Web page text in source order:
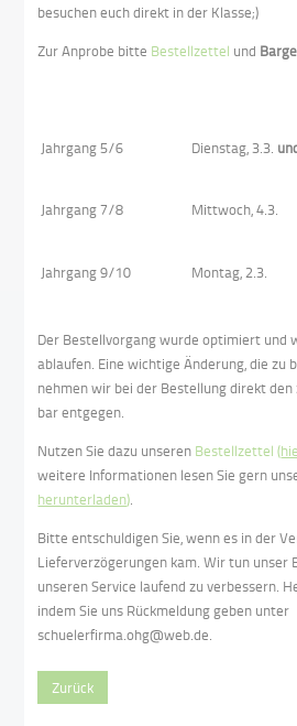
besuchen euch direkt in der Klasse;)
Zur Anprobe bitte Bestellzettel und
Jahrgang 5/6 Dienstag, 3.3.
Jahrgang 7/8 Mittwoch, 4.3.
Jahrgang 9/10 Montag, 2.3.
Der Bestellvorgang wurde optimiert und
ablaufen. Eine wichtige Änderung, die zu
nehmen wir bei der Bestellung direkt
bar entgegen.
Nutzen Sie dazu unseren Bestellzettel (
weitere Informationen lesen Sie gern
herunterladen).
Bitte entschuldigen Sie, wenn es in der
Lieferverzögerungen kam. Wir tun unser
unseren Service laufend zu verbessern.
indem Sie uns Rückmeldung geben unter
schuelerfirma.ohg@web.de.
Zurück